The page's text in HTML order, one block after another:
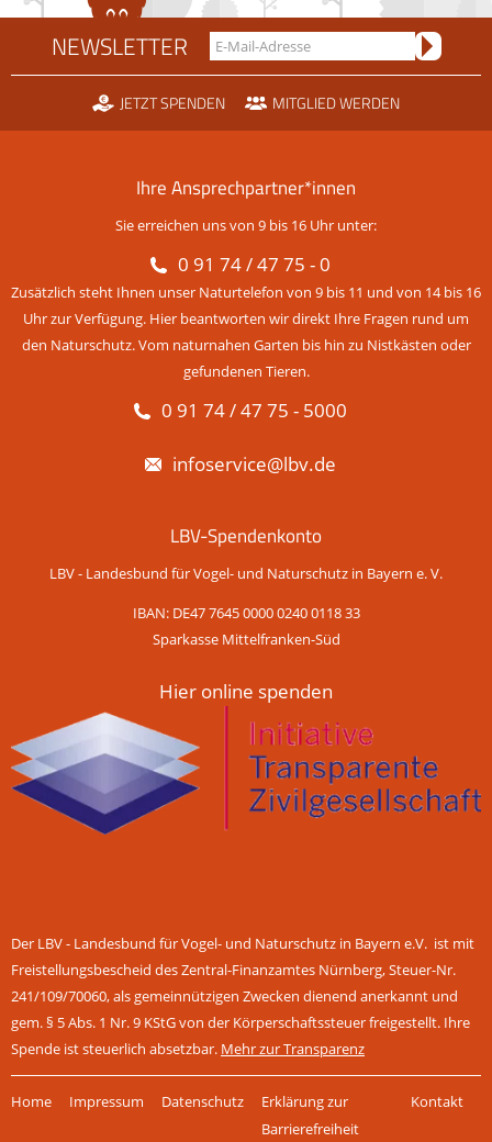
NEWSLETTER
JETZT SPENDEN MITGLIED WERDEN
Ihre Ansprechpartner*innen
Sie erreichen uns von 9 bis 16 Uhr unter:
0 91 74 / 47 75 - 0
Zusätzlich steht Ihnen unser Naturtelefon von 9 bis 11 und von 14 bis 16
Uhr zur Verfügung. Hier beantworten wir direkt Ihre Fragen rund um
den Naturschutz. Vom naturnahen Garten bis hin zu Nistkästen oder
gefundenen Tieren.
0 91 74 / 47 75 - 5000
infoservice@lbv.de
LBV-Spendenkonto
LBV - Landesbund für Vogel- und Naturschutz in Bayern e. V.
IBAN: DE47 7645 0000 0240 0118 33
Sparkasse Mittelfranken-Süd
Hier online spenden
Der LBV - Landesbund für Vogel- und Naturschutz in Bayern e.V. ist mit
Freistellungsbescheid des Zentral-Finanzamtes Nürnberg, Steuer-Nr.
241/109/70060, als gemeinnützigen Zwecken dienend anerkannt und
gem. § 5 Abs. 1 Nr. 9 KStG von der Körperschaftssteuer freigestellt. Ihre
Spende ist steuerlich absetzbar. Mehr zur Transparenz
überspringen
Home Impressum Datenschutz
Erklärung zur
Barrierefreiheit
Kontakt